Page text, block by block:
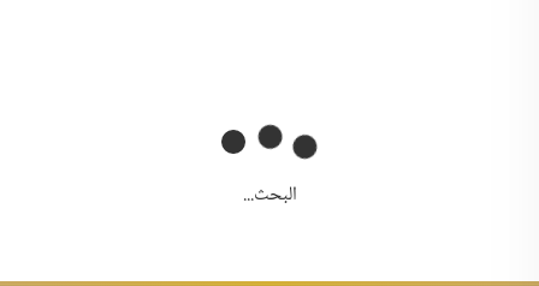
البحث...